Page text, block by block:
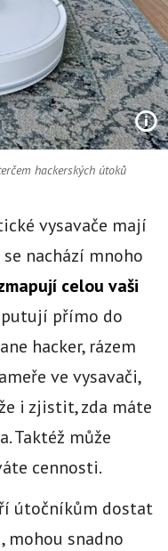
hackerských útoků
vysavače mají
nachází mnoho
celou vaši
přímo do
hacker, rázem
ve vysavači,
i zjistit, zda máte
Taktéž může
cennosti.
útočníkům dostat
mohou snadno